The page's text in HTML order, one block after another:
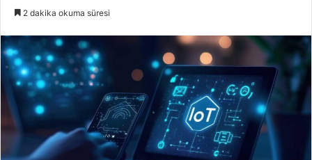
2 dakika okuma süresi